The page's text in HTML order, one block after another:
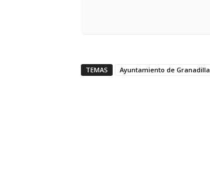
TEMAS Ayuntamiento de Granadilla